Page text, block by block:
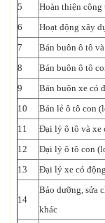
5
Hoàn thiện
6
Hoạt động xây
7
Bán buôn ô tô
8
Bán buôn ô tô
9
Bán buôn xe có
10
Bán lẻ ô tô con
11
Đại lý ô tô và xe
12
Đại lý ô tô con
13
Đại lý xe có
14
Bảo dưỡng, sửa
khác